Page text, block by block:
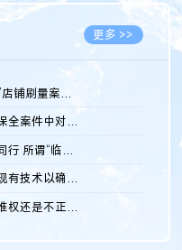
更多 >>
淘宝“B站推荐”店铺刷量案维持原判，两被告连带赔偿150万元
专利诉前行为保全案件中对仿制药申请人曾作出三类声明的考量及违...
直播带货诋毁同行 所谓“临场发挥”不免责
借助软件复现现有技术以确认相关参数特征是否被公开
键盘之争，是维权还是不正当竞争？